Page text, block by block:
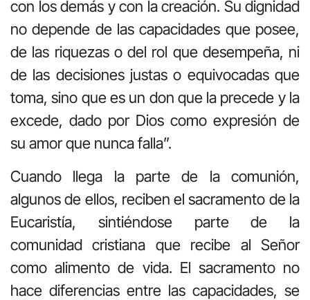
con los demás y con la creación. Su dignidad
no depende de las capacidades que posee,
de las riquezas o del rol que desempeña, ni
de las decisiones justas o equivocadas que
toma, sino que es un don que la precede y la
excede, dado por Dios como expresión de
su amor que nunca falla”.
Cuando llega la parte de la comunión,
algunos de ellos, reciben el sacramento de la
Eucaristía, sintiéndose parte de la
comunidad cristiana que recibe al Señor
como alimento de vida. El sacramento no
hace diferencias entre las capacidades, se